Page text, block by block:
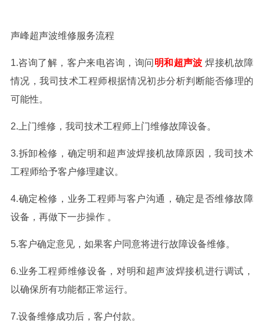
声峰超声波维修服务流程
1.咨询了解，客户来电咨询，询问 明和超声波 焊接机故障
情况，我司技术工程师根据情况初步分析判断能否修理的
可能性。
2.上门维修，我司技术工程师上门维修故障设备。
3.拆卸检修，确定明和超声波焊接机故障原因，我司技术
工程师给予客户修理建议。
4.确定检修，业务工程师与客户沟通，确定是否维修故障
设备，再做下一步操作 。
5.客户确定意见，如果客户同意将进行故障设备维修。
6.业务工程师维修设备，对明和超声波焊接机进行调试，
以确保所有功能都正常运行。
7.设备维修成功后，客户付款。